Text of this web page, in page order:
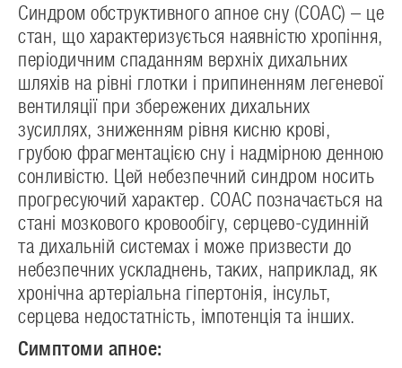
Синдром обструктивного апное сну (СОАС) – це
стан, що характеризується наявністю хропіння,
періодичним спаданням верхніх дихальних
шляхів на рівні глотки і припиненням легеневої
вентиляції при збережених дихальних
зусиллях, зниженням рівня кисню крові,
грубою фрагментацією сну і надмірною денною
сонливістю. Цей небезпечний синдром носить
прогресуючий характер. СОАС позначається на
стані мозкового кровообігу, серцево-судинній
та дихальній системах і може призвести до
небезпечних ускладнень, таких, наприклад, як
хронічна артеріальна гіпертонія, інсульт,
серцева недостатність, імпотенція та інших.
Симптоми апное: